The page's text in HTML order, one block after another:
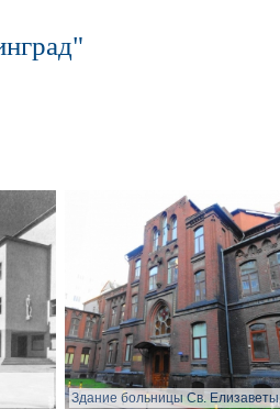
Здание больницы Св. Елизаветы